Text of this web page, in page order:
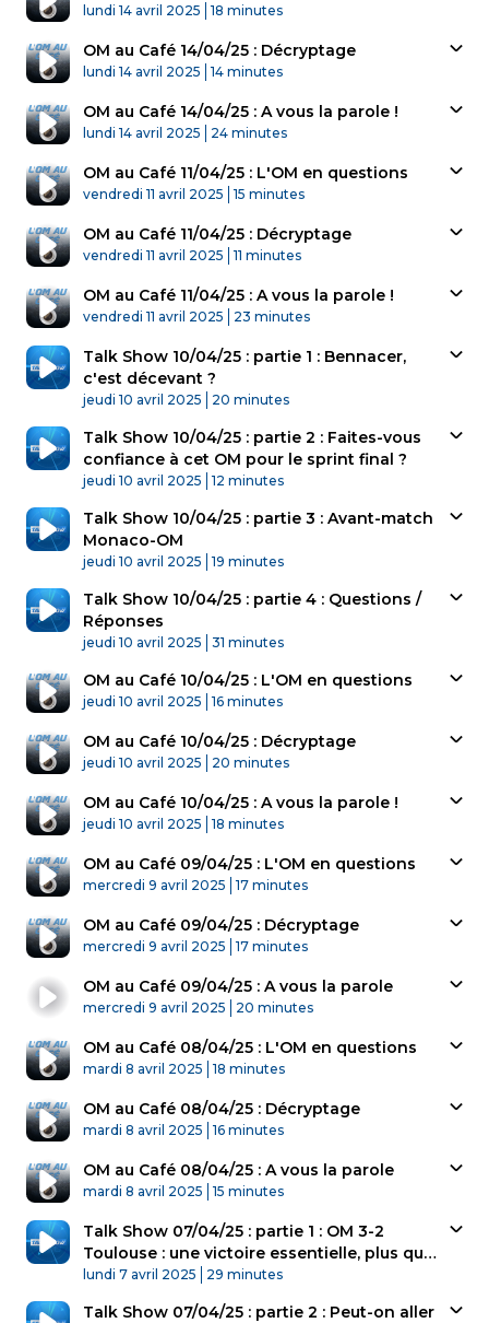
Published At
lundi 14 avril 2025 Time
18 minutes
OM au Café 14/04/25 : Décryptage
Published At
lundi 14 avril 2025 Time
14 minutes
OM au Café 14/04/25 : A vous la parole !
Published At
lundi 14 avril 2025 Time
24 minutes
OM au Café 11/04/25 : L'OM en questions
Published At
vendredi 11 avril 2025 Time
15 minutes
OM au Café 11/04/25 : Décryptage
Published At
vendredi 11 avril 2025 Time
11 minutes
OM au Café 11/04/25 : A vous la parole !
Published At
vendredi 11 avril 2025 Time
23 minutes
Talk Show 10/04/25 : partie 1 : Bennacer,
c'est décevant ?
Published At
jeudi 10 avril 2025 Time
20 minutes
Talk Show 10/04/25 : partie 2 : Faites-vous
confiance à cet OM pour le sprint final ?
Published At
jeudi 10 avril 2025 Time
12 minutes
Talk Show 10/04/25 : partie 3 : Avant-match
Monaco-OM
Published At
jeudi 10 avril 2025 Time
19 minutes
Talk Show 10/04/25 : partie 4 : Questions /
Réponses
Published At
jeudi 10 avril 2025 Time
31 minutes
OM au Café 10/04/25 : L'OM en questions
Published At
jeudi 10 avril 2025 Time
16 minutes
OM au Café 10/04/25 : Décryptage
Published At
jeudi 10 avril 2025 Time
20 minutes
OM au Café 10/04/25 : A vous la parole !
Published At
jeudi 10 avril 2025 Time
18 minutes
OM au Café 09/04/25 : L'OM en questions
Published At
mercredi 9 avril 2025 Time
17 minutes
OM au Café 09/04/25 : Décryptage
Published At
mercredi 9 avril 2025 Time
17 minutes
OM au Café 09/04/25 : A vous la parole
Published At
mercredi 9 avril 2025 Time
20 minutes
OM au Café 08/04/25 : L'OM en questions
Published At
mardi 8 avril 2025 Time
18 minutes
OM au Café 08/04/25 : Décryptage
Published At
mardi 8 avril 2025 Time
16 minutes
OM au Café 08/04/25 : A vous la parole
Published At
mardi 8 avril 2025 Time
15 minutes
Talk Show 07/04/25 : partie 1 : OM 3-2
Toulouse : une victoire essentielle, plus que
rassurante ?
Published At
lundi 7 avril 2025 Time
29 minutes
Talk Show 07/04/25 : partie 2 : Peut-on aller